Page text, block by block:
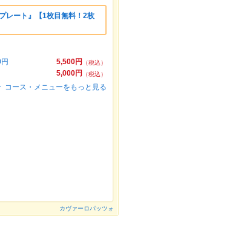
レート』【1枚目無料！2枚
5,500円
（税込）
5,000円
（税込）
コース・メニューをもっと見る
カヴァーロパッツォ